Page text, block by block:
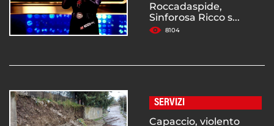
Roccadaspide,
Sinforosa Ricco s...
8104
SERVIZI
Capaccio, violento